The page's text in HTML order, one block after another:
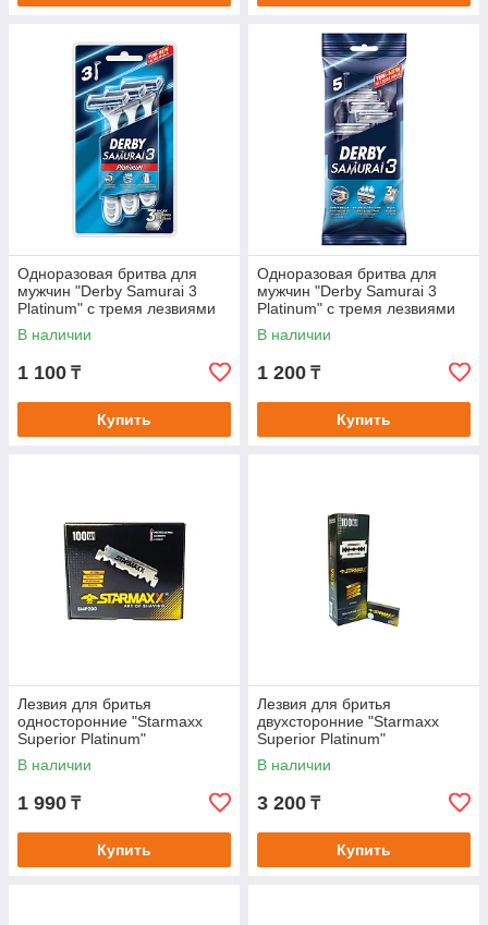
Одноразовая бритва для
мужчин "Derby Samurai 3
Platinum" с тремя лезвиями
В наличии
1 100 ₸
Купить
Одноразовая бритва для
мужчин "Derby Samurai 3
Platinum" с тремя лезвиями
В наличии
1 200 ₸
Купить
Лезвия для бритья
односторонние "Starmaxx
Superior Platinum"
В наличии
1 990 ₸
Купить
Лезвия для бритья
двухсторонние "Starmaxx
Superior Platinum"
В наличии
3 200 ₸
Купить